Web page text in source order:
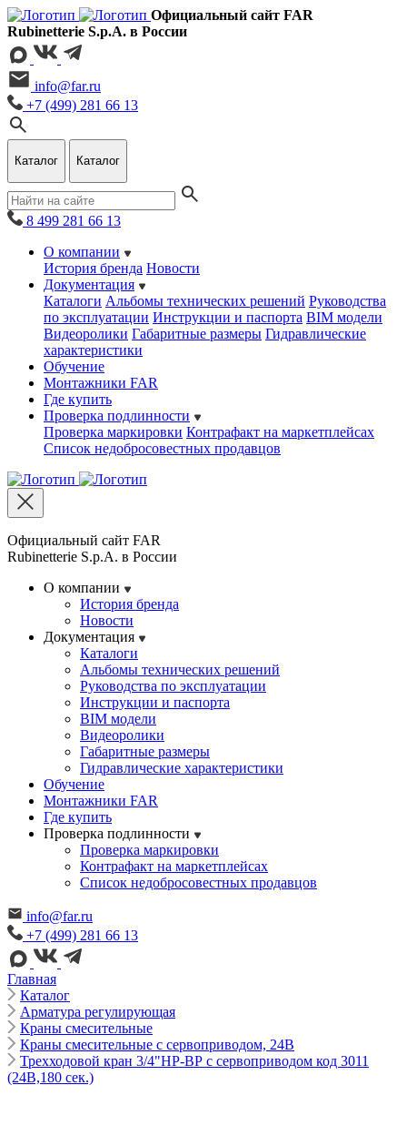
Официальный сайт FAR
Rubinetterie S.p.A. в России
info@far.ru
+7 (499) 281 66 13
Каталог Каталог
8 499 281 66 13
О компании
История бренда Новости
Документация
Каталоги Альбомы технических решений Руководства
по эксплуатации Инструкции и паспорта BIM модели
Видеоролики Габаритные размеры Гидравлические
характеристики
Обучение
Монтажники FAR
Где купить
Проверка подлинности
Проверка маркировки Контрафакт на маркетплейсах
Cписок недобросовестных продавцов
Официальный сайт FAR
Rubinetterie S.p.A. в России
О компании
История бренда
Новости
Документация
Каталоги
Альбомы технических решений
Руководства по эксплуатации
Инструкции и паспорта
BIM модели
Видеоролики
Габаритные размеры
Гидравлические характеристики
Обучение
Монтажники FAR
Где купить
Проверка подлинности
Проверка маркировки
Контрафакт на маркетплейсах
Cписок недобросовестных продавцов
info@far.ru
+7 (499) 281 66 13
Главная
Каталог
Арматура регулирующая
Краны смесительные
Краны смесительные с сервоприводом, 24В
Трехходовой кран 3/4"НР-ВР с сервоприводом код 3011
(24В,180 сек.)